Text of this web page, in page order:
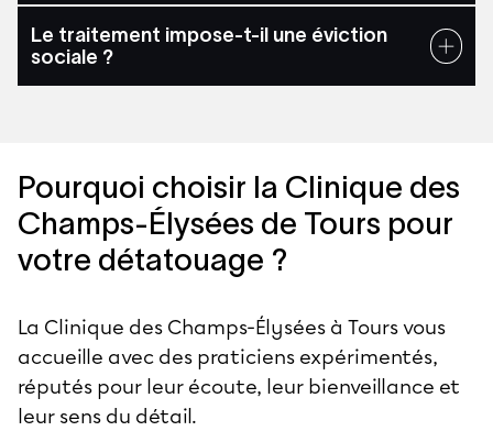
Le traitement impose-t-il une éviction
sociale ?
Pourquoi choisir la Clinique des
Champs-Élysées de Tours pour
votre détatouage ?
La Clinique des Champs-Élysées à Tours vous
accueille avec des praticiens expérimentés,
réputés pour leur écoute, leur bienveillance et
leur sens du détail.